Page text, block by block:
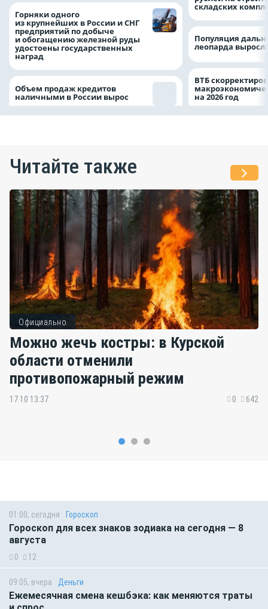
Горняки одного
из крупнейших в России и СНГ
предприятий по добыче
и обогащению железной руды
удостоены государственных
наград
Объем продаж кредитов
наличными в России вырос
складских
Популяция
леопарда
ВТБ
на 2026 год
Читайте также
Официально
Можно жечь костры: в Курской
области отменили
противопожарный режим
17.10 13:37 0 642
01:00, сегодня Гороскоп
Гороскоп для всех знаков зодиака на сегодня — 8
августа
0 12
09:05, вчера Деньги
Ежемесячная смена кешбэка: как меняются траты